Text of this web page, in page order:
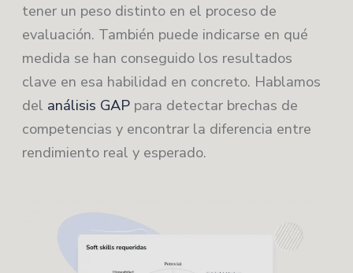
tener un peso distinto en el proceso de
evaluación. También puede indicarse en qué
medida se han conseguido los resultados
clave en esa habilidad en concreto. Hablamos
del análisis GAP para detectar brechas de
competencias y encontrar la diferencia entre
rendimiento real y esperado.